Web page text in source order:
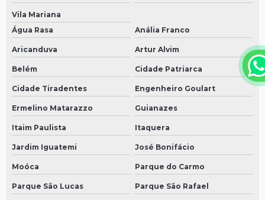
Vila Mariana
Água Rasa
Anália Franco
Aricanduva Artur Alvim
Belém Cidade Patriarca
Cidade Tiradentes Engenheiro Goulart
Ermelino Matarazzo Guianazes
Itaim Paulista Itaquera
Jardim Iguatemi José Bonifácio
Moóca Parque do Carmo
Parque São Lucas Parque São Rafael